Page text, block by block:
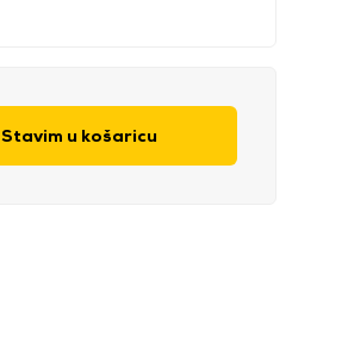
Stavim u košaricu